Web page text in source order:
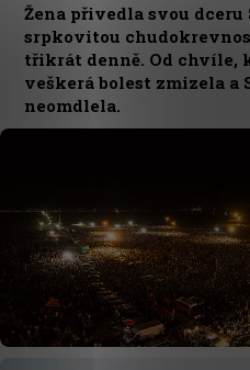
Žena přivedla svou
srpkovitou
třikrát denně. Od chvíle,
veškerá bolest zmizela a
neomdlela.